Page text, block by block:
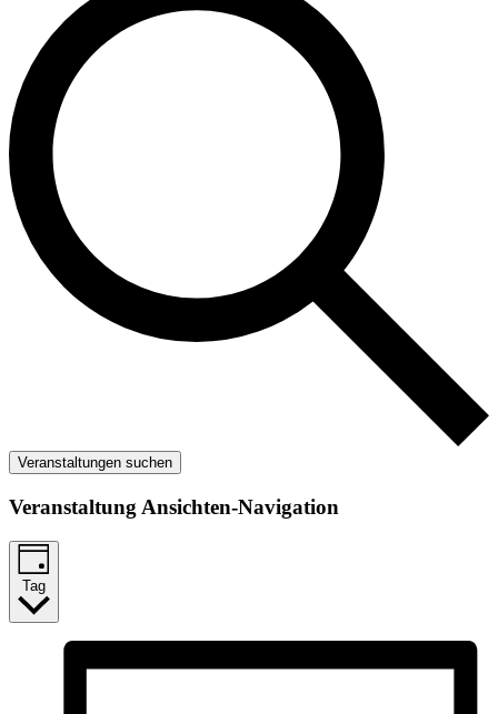
Veranstaltungen suchen
Veranstaltung Ansichten-Navigation
Tag